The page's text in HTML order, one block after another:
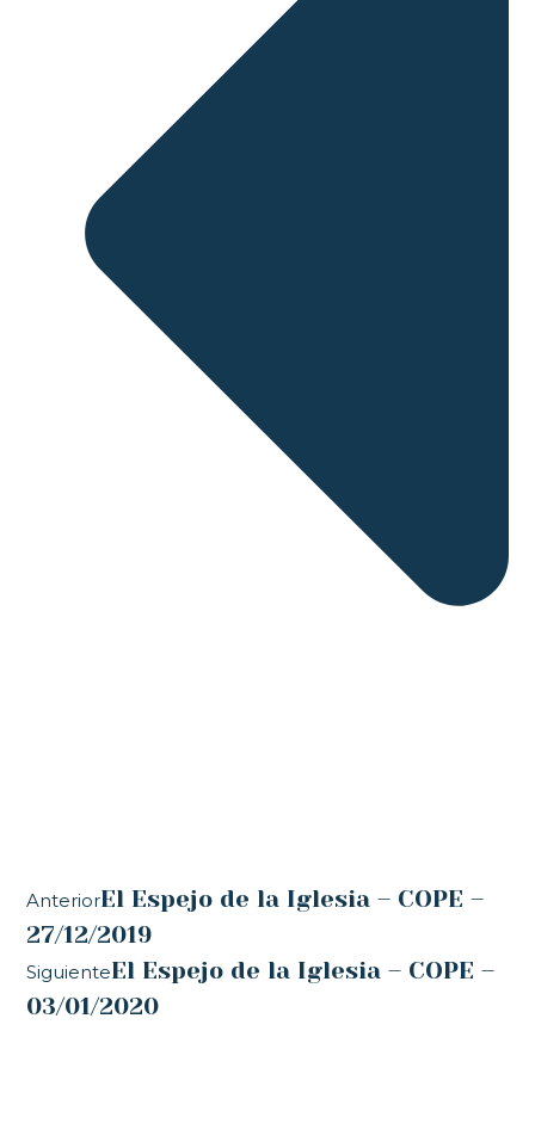
AnteriorEl Espejo de la Iglesia – COPE –
27/12/2019
SiguienteEl Espejo de la Iglesia – COPE –
03/01/2020